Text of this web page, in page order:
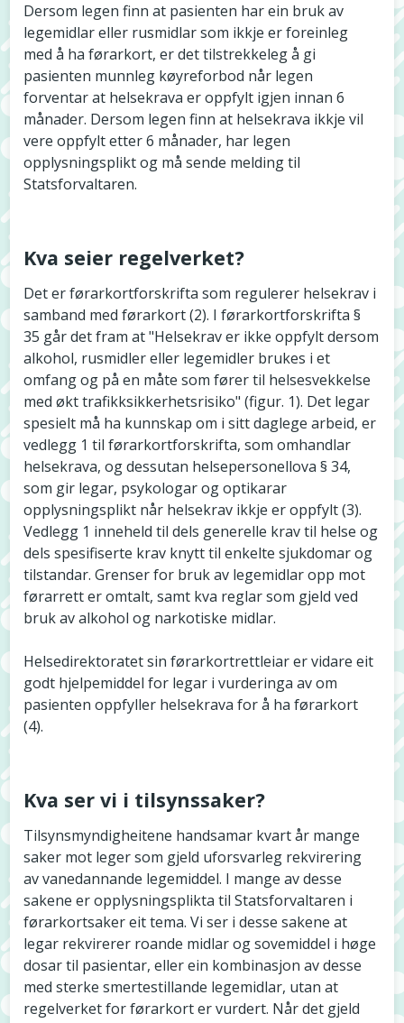
Dersom legen finn at pasienten har ein bruk av
legemidlar eller rusmidlar som ikkje er foreinleg
med å ha førarkort, er det tilstrekkeleg å gi
pasienten munnleg køyreforbod når legen
forventar at helsekrava er oppfylt igjen innan 6
månader. Dersom legen finn at helsekrava ikkje vil
vere oppfylt etter 6 månader, har legen
opplysningsplikt og må sende melding til
Statsforvaltaren.
Kva seier regelverket?
Det er førarkortforskrifta som regulerer helsekrav i
samband med førarkort (2). I førarkortforskrifta §
35 går det fram at "Helsekrav er ikke oppfylt dersom
alkohol, rusmidler eller legemidler brukes i et
omfang og på en måte som fører til helsesvekkelse
med økt trafikksikkerhetsrisiko" (figur. 1). Det legar
spesielt må ha kunnskap om i sitt daglege arbeid, er
vedlegg 1 til førarkortforskrifta, som omhandlar
helsekrava, og dessutan helsepersonellova § 34,
som gir legar, psykologar og optikarar
opplysningsplikt når helsekrav ikkje er oppfylt (3).
Vedlegg 1 inneheld til dels generelle krav til helse og
dels spesifiserte krav knytt til enkelte sjukdomar og
tilstandar. Grenser for bruk av legemidlar opp mot
førarrett er omtalt, samt kva reglar som gjeld ved
bruk av alkohol og narkotiske midlar.
Helsedirektoratet sin førarkortrettleiar er vidare eit
godt hjelpemiddel for legar i vurderinga av om
pasienten oppfyller helsekrava for å ha førarkort
(4).
Kva ser vi i tilsynssaker?
Tilsynsmyndigheitene handsamar kvart år mange
saker mot leger som gjeld uforsvarleg rekvirering
av vanedannande legemiddel. I mange av desse
sakene er opplysningsplikta til Statsforvaltaren i
førarkortsaker eit tema. Vi ser i desse sakene at
legar rekvirerer roande midlar og sovemiddel i høge
dosar til pasientar, eller ein kombinasjon av desse
med sterke smertestillande legemidlar, utan at
regelverket for førarkort er vurdert. Når det gjeld